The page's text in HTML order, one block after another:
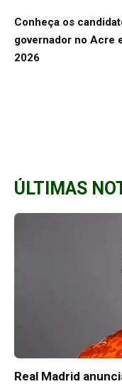
Conheça os
governador no Acre
2026
ÚLTIMAS
Real Madrid